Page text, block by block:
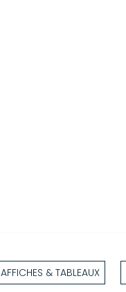
AFFICHES & TABLEAUX